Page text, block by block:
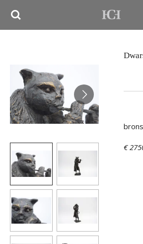
Ga
€